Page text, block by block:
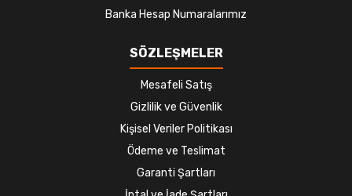
Banka Hesap Numaralarımız
SÖZLEŞMELER
Mesafeli Satış
Gizlilik ve Güvenlik
Kişisel Veriler Politikası
Ödeme ve Teslimat
Garanti Şartları